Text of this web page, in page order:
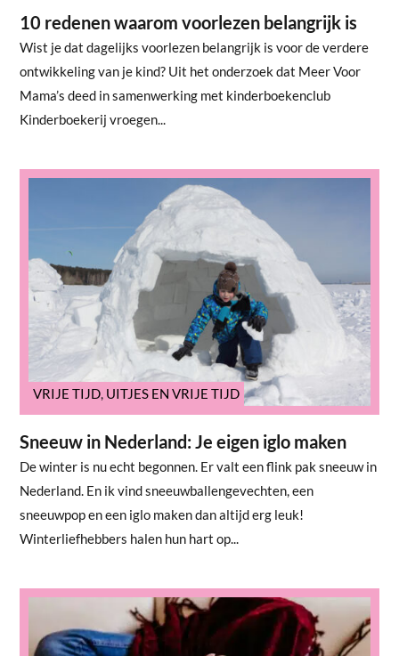
10 redenen waarom voorlezen belangrijk is
Wist je dat dagelijks voorlezen belangrijk is voor de verdere
ontwikkeling van je kind? Uit het onderzoek dat Meer Voor
Mama’s deed in samenwerking met kinderboekenclub
Kinderboekerij vroegen...
VRIJE TIJD UITJES EN VRIJE TIJD
Sneeuw in Nederland: Je eigen iglo maken
De winter is nu echt begonnen. Er valt een flink pak sneeuw in
Nederland. En ik vind sneeuwballengevechten, een
sneeuwpop en een iglo maken dan altijd erg leuk!
Winterliefhebbers halen hun hart op...